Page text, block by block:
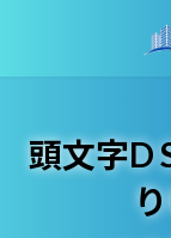
ン
ー
頭文字D